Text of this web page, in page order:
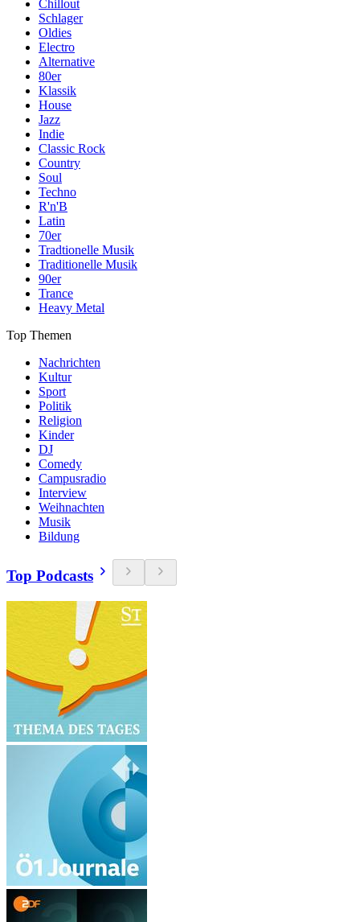
Chillout
Schlager
Oldies
Electro
Alternative
80er
Klassik
House
Jazz
Indie
Classic Rock
Country
Soul
Techno
R'n'B
Latin
70er
Tradtionelle Musik
Traditionelle Musik
90er
Trance
Heavy Metal
Top Themen
Nachrichten
Kultur
Sport
Politik
Religion
Kinder
DJ
Comedy
Campusradio
Interview
Weihnachten
Musik
Bildung
Top Podcasts